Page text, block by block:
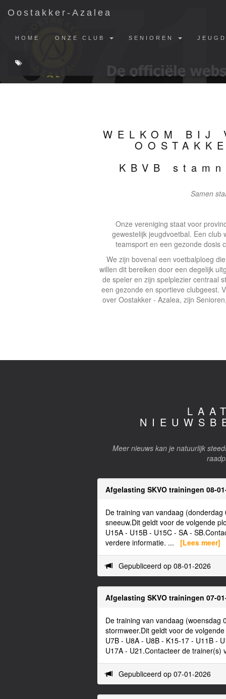
Oostakker-Azalea
HOME ONZE CLUB SENIOREN
WELKOM BIJ
KBVB
Samen
Onze vereniging staat voor
gewestelijk jeugdvoetbal. Een club
teamsport en een gezonde dosis
We zijn bovenal een voetbalploeg
willen dit bereiken door een degelijk
de speler en zijn spelplezier centraal
een gezonde en sportieve clubgeest.
over Oostakker - Azalea, zijn
Meer nieuws kan je natuurlijk
Afgelasting SKVO trainingen 08-
De training van vandaag
sneeuw.Dit geldt voor de volgende
U15A - U15B - U15C - SA -
verdere informatie. ... [Lees meer]
Gepubliceerd op 08-01-2026
Afgelasting SKVO trainingen 07-
De training van vandaag (woensdag
stormweer.Dit geldt voor de
U7B - U8A - U8B - K15-17 - U11B -
U17A - U21.Contacteer de
Gepubliceerd op 07-01-2026